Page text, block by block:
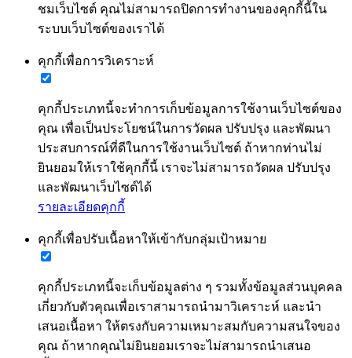
ชมเว็บไซต์ คุณไม่สามารถปิดการทำงานของคุกกี้นี้ใน
ระบบเว็บไซต์ของเราได้
คุกกี้เพื่อการวิเคราะห์
คุกกี้ประเภทนี้จะทำการเก็บข้อมูลการใช้งานเว็บไซต์ของ
คุณ เพื่อเป็นประโยชน์ในการวัดผล ปรับปรุง และพัฒนา
ประสบการณ์ที่ดีในการใช้งานเว็บไซต์ ถ้าหากท่านไม่
ยินยอมให้เราใช้คุกกี้นี้ เราจะไม่สามารถวัดผล ปรับปรุง
และพัฒนาเว็บไซต์ได้
รายละเอียดคุกกี้
คุกกี้เพื่อปรับเนื้อหาให้เข้ากับกลุ่มเป้าหมาย
คุกกี้ประเภทนี้จะเก็บข้อมูลต่าง ๆ รวมทั้งข้อมูลส่วนบุคคล
เกี่ยวกับตัวคุณเพื่อเราสามารถนำมาวิเคราะห์ และนำ
เสนอเนื้อหา ให้ตรงกับความเหมาะสมกับความสนใจของ
คุณ ถ้าหากคุณไม่ยินยอมเราจะไม่สามารถนำเสนอ